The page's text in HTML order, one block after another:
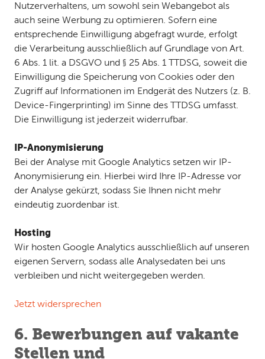
Nutzerverhaltens, um sowohl sein Webangebot als
auch seine Werbung zu optimieren. Sofern eine
entsprechende Einwilligung abgefragt wurde, erfolgt
die Verarbeitung ausschließlich auf Grundlage von Art.
6 Abs. 1 lit. a DSGVO und § 25 Abs. 1 TTDSG, soweit die
Einwilligung die Speicherung von Cookies oder den
Zugriff auf Informationen im Endgerät des Nutzers (z. B.
Device-Fingerprinting) im Sinne des TTDSG umfasst.
Die Einwilligung ist jederzeit widerrufbar.
IP-Anonymisierung
Bei der Analyse mit Google Analytics setzen wir IP-
Anonymisierung ein. Hierbei wird Ihre IP-Adresse vor
der Analyse gekürzt, sodass Sie Ihnen nicht mehr
eindeutig zuordenbar ist.
Hosting
Wir hosten Google Analytics ausschließlich auf unseren
eigenen Servern, sodass alle Analysedaten bei uns
verbleiben und nicht weitergegeben werden.
Jetzt widersprechen
6. Bewerbungen auf vakante
Stellen und